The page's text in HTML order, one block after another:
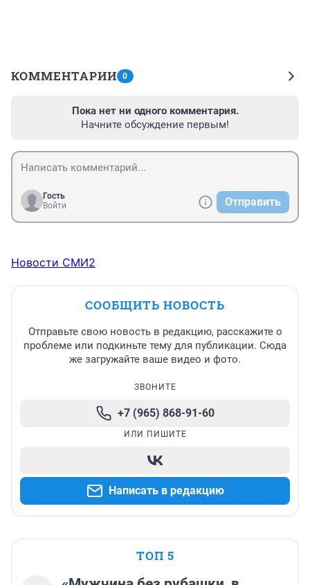
КОММЕНТАРИИ 0
Пока нет ни одного комментария.
Начните обсуждение первым!
Гость
Войти
Отправить
Новости СМИ2
СООБЩИТЬ НОВОСТЬ
Отправьте свою новость в редакцию, расскажите о
проблеме или подкиньте тему для публикации. Сюда
же загружайте ваше видео и фото.
ЗВОНИТЕ
+7 (965) 868-91-60
ИЛИ ПИШИТЕ
Написать в редакцию
ТОП 5